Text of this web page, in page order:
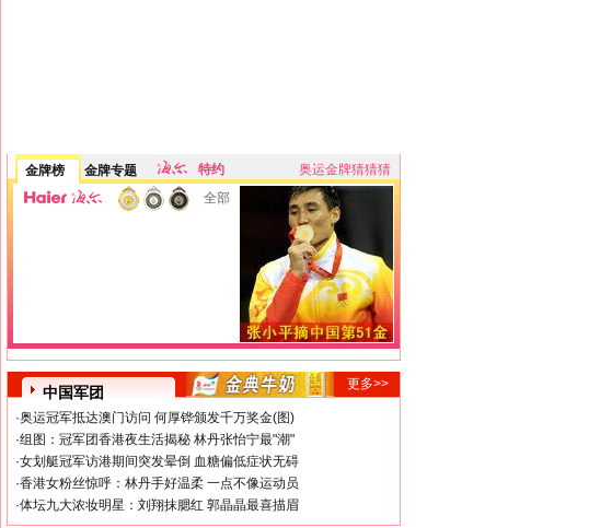
金牌榜 金牌专题 特约
奥运金牌猜猜猜
全部
中国军团
更多>>
·奥运冠军抵达澳门访问 何厚铧颁发千万奖金(图)
·组图：冠军团香港夜生活揭秘 林丹张怡宁最"潮"
·女划艇冠军访港期间突发晕倒 血糖偏低症状无碍
·香港女粉丝惊呼：林丹手好温柔 一点不像运动员
·体坛九大浓妆明星：刘翔抹腮红 郭晶晶最喜描眉